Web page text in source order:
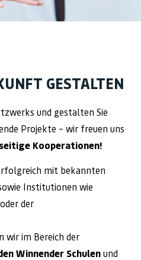
GESTALTEN
und gestalten Sie
Projekte – wir freuen uns
Kooperationen!
mit bekannten
Institutionen wie
der
wir im Bereich der
Winnender Schulen und